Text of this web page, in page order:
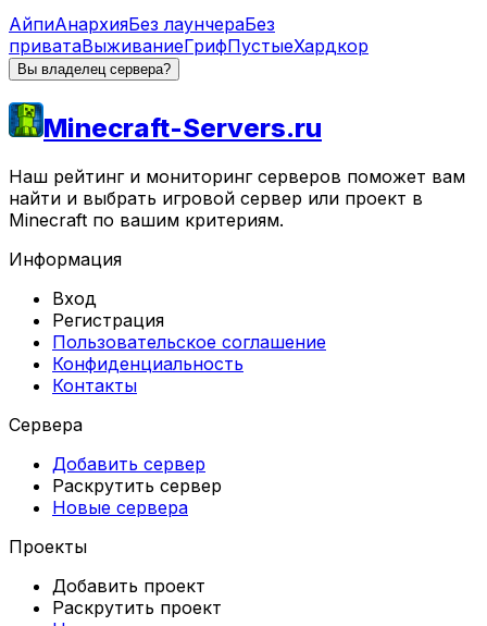
АйпиАнархияБез лаунчераБез
приватаВыживаниеГрифПустыеХардкор
Вы владелец сервера?
Minecraft-Servers.ru
Наш рейтинг и мониторинг серверов поможет вам
найти и выбрать игровой сервер или проект в
Minecraft по вашим критериям.
Информация
Вход
Регистрация
Пользовательское соглашение
Конфиденциальность
Контакты
Сервера
Добавить сервер
Раскрутить сервер
Новые сервера
Проекты
Добавить проект
Раскрутить проект